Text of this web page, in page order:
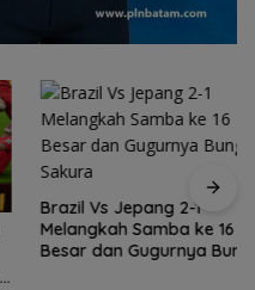
Brazil Vs Jepang 2-1
Melangkah Samba ke 16
Besar dan Gugurnya Bunga